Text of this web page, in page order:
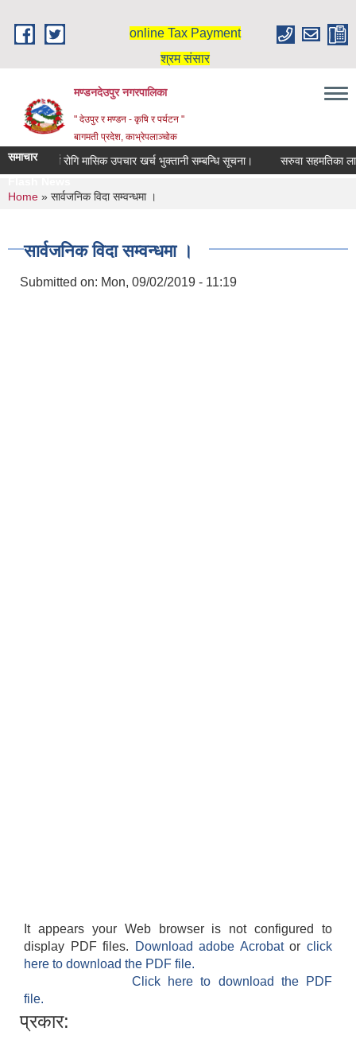
online Tax Payment
श्रम संसार
मण्डनदेउपुर नगरपालिका
" देउपुर र मण्डन - कृषि र पर्यटन "
बागमती प्रदेश, काभ्रेपलाञ्चोक
समाचार दिर्घ रोगि मासिक उपचार खर्च भुक्तानी सम्बन्धि सूचना।
सरुवा सहमतिका
You are here
Home » सार्वजनिक विदा सम्वन्धमा ।
सार्वजनिक विदा सम्वन्धमा ।
Submitted on: Mon, 09/02/2019 - 11:19
It appears your Web browser is not configured to
display PDF files.
Download adobe Acrobatorclick
here to download the PDF file.
Click here to download the PDF
file.
प्रकार: